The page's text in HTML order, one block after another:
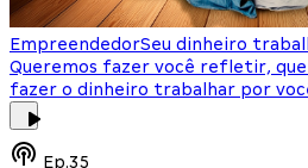
EmpreendedorSeu dinheiro
Queremos fazer você refletir,
fazer o dinheiro trabalhar por
Ep.35